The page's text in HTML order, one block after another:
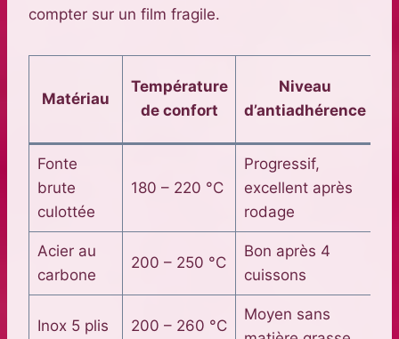
compter sur un film fragile.
Matériau
Température
de confort
Niveau
d’antiadhérence
Fonte
brute
culottée
180 – 220 °C
Progressif,
excellent après
rodage
Acier au
carbone
200 – 250 °C
Bon après 4
cuissons
Inox 5 plis 200 – 260 °C
Moyen sans